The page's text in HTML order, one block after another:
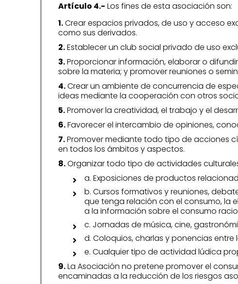
Artículo 4.- Los fines de esta asociación son:
1.Crear espacios privados, de uso y acceso
como sus derivados.
2.Establecer un club social privado de uso
3.Proporcionar información, elaborar o
sobre la materia; y promover reuniones o
4.Crear un ambiente de concurrencia de
ideas mediante la cooperación con otros
5.Promover la creatividad, el trabajo y el
6.Favorecer el intercambio de opiniones,
7.Promover mediante todo tipo de acciones
en todos los ámbitos y aspectos.
8.Organizar todo tipo de actividades
a. Exposiciones de productos
b. Cursos formativos y reuniones,
que tenga relación con el consumo, la
a la información sobre el consumo
c. Jornadas de música, cine,
d. Coloquios, charlas y ponencias entre
e. Cualquier tipo de actividad lúdica
9.La Asociación no pretene promover el
encaminadas a la reducción de los riesgos